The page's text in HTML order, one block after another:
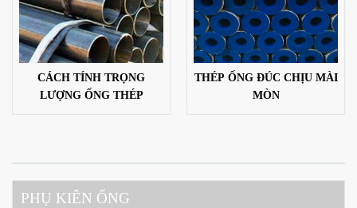
CÁCH TÍNH TRỌNG
LƯỢNG ỐNG THÉP
THÉP ỐNG ĐÚC CHỊU MÀI
MÒN
PHỤ KIÊN ỐNG